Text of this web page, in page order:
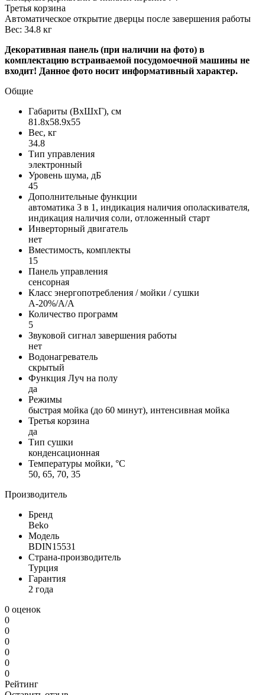
Третья корзина
Автоматическое открытие дверцы после завершения работы
Вес: 34.8 кг
Декоративная панель (при наличии на фото) в
комплектацию встраиваемой посудомоечной машины не
входит! Данное фото носит информативный характер.
Общие
Габариты (ВxШxГ), см
81.8x58.9x55
Вес, кг
34.8
Тип управления
электронный
Уровень шума, дБ
45
Дополнительные функции
автоматика 3 в 1, индикация наличия ополаскивателя,
индикация наличия соли, отложенный старт
Инверторный двигатель
нет
Вместимость, комплекты
15
Панель управления
сенсорная
Класс энергопотребления / мойки / сушки
A-20%/A/A
Количество программ
5
Звуковой сигнал завершения работы
нет
Водонагреватель
скрытый
Функция Луч на полу
да
Режимы
быстрая мойка (до 60 минут), интенсивная мойка
Третья корзина
да
Тип сушки
конденсационная
Температуры мойки, °С
50, 65, 70, 35
Производитель
Бренд
Beko
Модель
BDIN15531
Страна-производитель
Турция
Гарантия
2 года
0 оценок
0
0
0
0
0
0
Рейтинг